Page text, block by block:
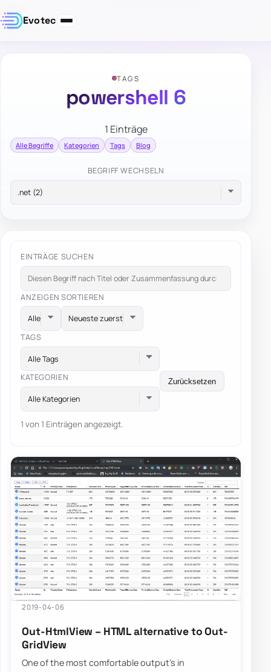
Evotec
TAGS
powershell 6
1 Einträge
Alle Begriffe Kategorien Tags Blog
BEGRIFF WECHSELN
EINTRÄGE SUCHEN
ANZEIGEN SORTIEREN
TAGS
Alle Tags
KATEGORIEN
Alle Kategorien
Zurücksetzen
1 von 1 Einträgen angezeigt.
2019-04-06
Out-HtmlView – HTML alternative to Out-
GridView
One of the most comfortable output’s in